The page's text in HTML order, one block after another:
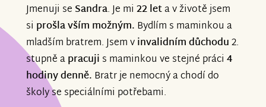
Jmenuji se Sandra. Je mi 22 leta v životě jsem
si prošla vším možným. Bydlím s maminkou a
mladším bratrem. Jsem vinvalidním důchodu2.
stupně apracuji s maminkou ve stejné práci 4
hodiny denně. Bratr je nemocný a chodí do
školy se speciálními potřebami.